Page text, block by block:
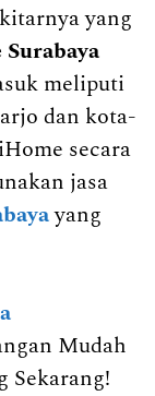
yang
meliputi
dan kota-
secara
jasa
yang
Mudah
Sekarang!